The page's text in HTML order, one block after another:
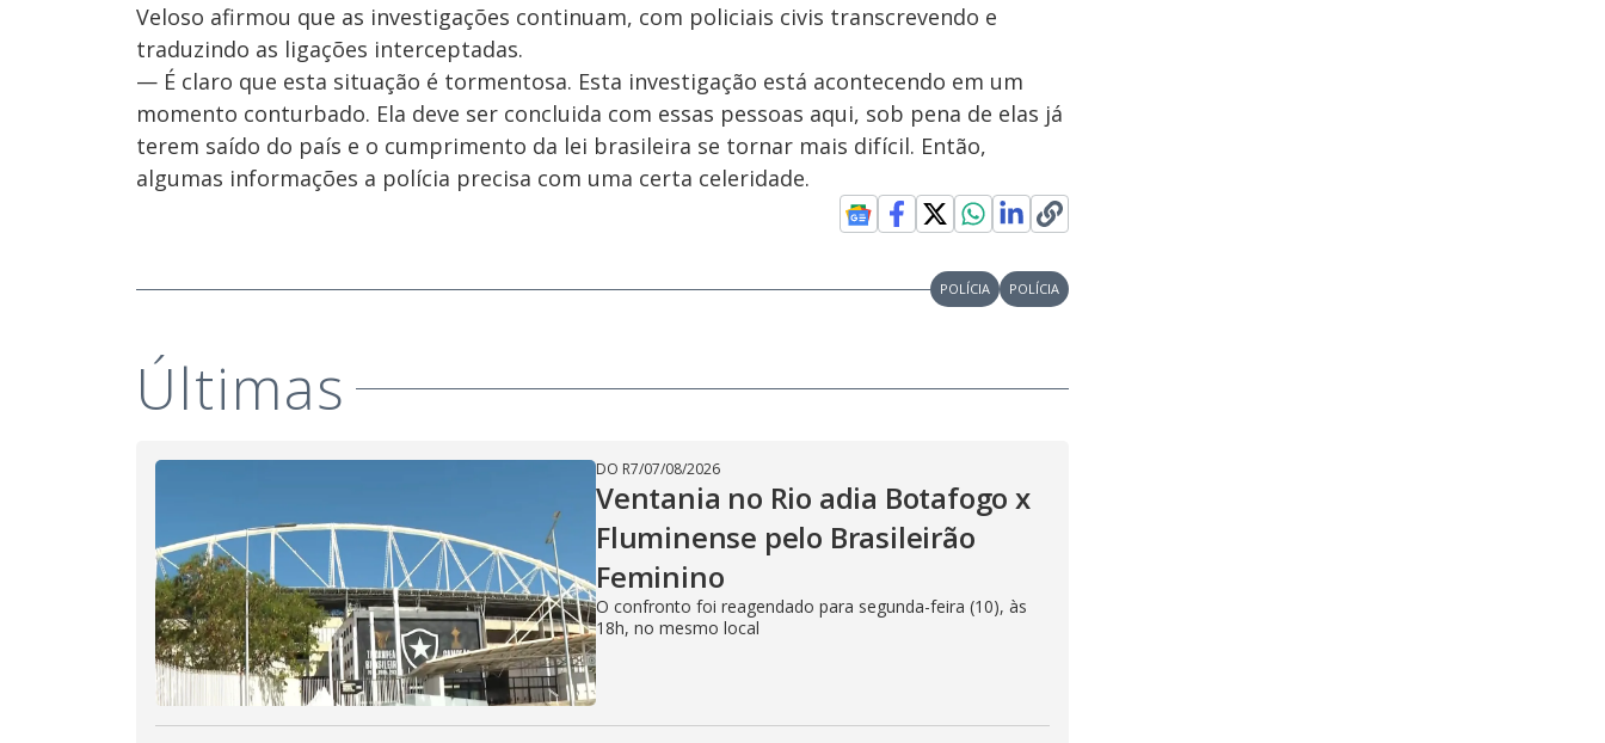
Veloso afirmou que as investigações continuam, com policiais civis transcrevendo e
traduzindo as ligações interceptadas.
— É claro que esta situação é tormentosa. Esta investigação está acontecendo em um
momento conturbado. Ela deve ser concluida com essas pessoas aqui, sob pena de elas já
terem saído do país e o cumprimento da lei brasileira se tornar mais difícil. Então,
algumas informações a polícia precisa com uma certa celeridade.
POLÍCIA POLÍCIA
Últimas
DO R7/07/08/2026
Ventania no Rio adia Botafogo x
Fluminense pelo Brasileirão
Feminino
O confronto foi reagendado para segunda-feira (10), às
18h, no mesmo local